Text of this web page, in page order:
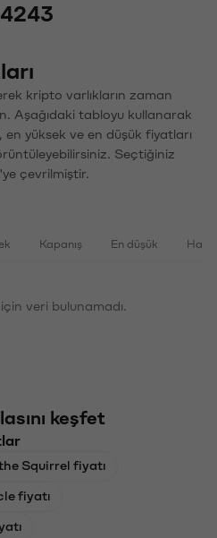
kripto varlıkların zaman
Aşağıdaki tabloyu kullanarak
en yüksek ve en düşük fiyatları
Seçtiğiniz
çevrilmiştir.
Kapanış En düşük
veri bulunamadı.
keşfet
Squirrel fiyatı
fiyatı